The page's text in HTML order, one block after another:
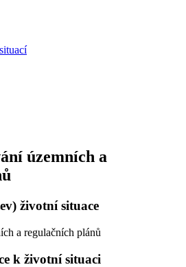
územních a
životní situace
a regulačních plánů
k životní situaci